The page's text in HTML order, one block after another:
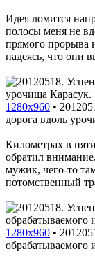
Идея ломится
полосы меня не
прямого прорыва
надеясь, что они
1280x960 •
дорога вдоль
Километрах в
обратил
мужик, чего-то
потомственный
1280x960 •
обрабатываемого